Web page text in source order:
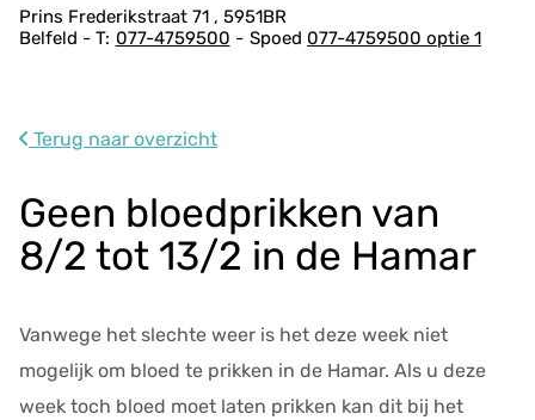
u
A
d
s
e
g
e
n
s
Prins Frederikstraat 71
5951BR
Belfeld
077-4759500 Spoed 077-4759500 optie 1
Terug naar overzicht
Geen bloedprikken van
8/2 tot 13/2 in de Hamar
Vanwege het slechte weer is het deze week niet
mogelijk om bloed te prikken in de Hamar. Als u deze
week toch bloed moet laten prikken kan dit bij het